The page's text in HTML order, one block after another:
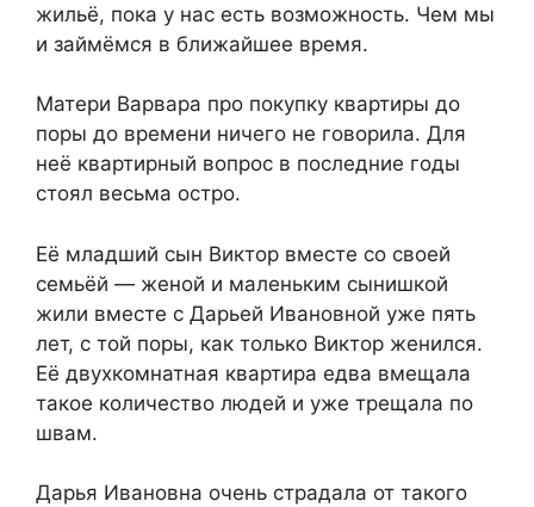
жильё, пока у нас есть возможность. Чем мы
и займёмся в ближайшее время.
Матери Варвара про покупку квартиры до
поры до времени ничего не говорила. Для
неё квартирный вопрос в последние годы
стоял весьма остро.
Её младший сын Виктор вместе со своей
семьёй — женой и маленьким сынишкой
жили вместе с Дарьей Ивановной уже пять
лет, с той поры, как только Виктор женился.
Её двухкомнатная квартира едва вмещала
такое количество людей и уже трещала по
швам.
Дарья Ивановна очень страдала от такого